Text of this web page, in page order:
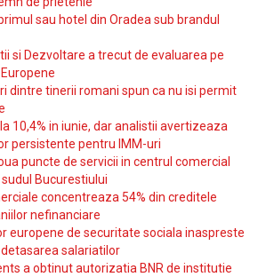
sau hotel din Oradea sub brandul
si Dezvoltare a trecut de evaluarea pe
dintre tinerii romani spun ca nu isi permit
10,4% in iunie, dar analistii avertizeaza
persistente pentru IMM-uri
puncte de servicii in centrul comercial
Bucurestiului
concentreaza 54% din creditele
nefinanciare
europene de securitate sociala inaspreste
salariatilor
a obtinut autorizatia BNR de institutie